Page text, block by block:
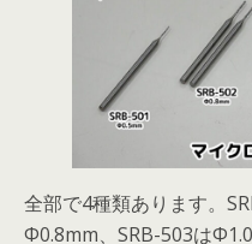
全部で4種類あります。
Φ0.8mm、SRB-503は